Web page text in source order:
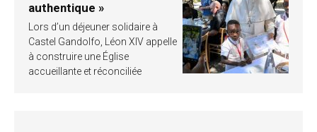
authentique »
Lors d’un déjeuner solidaire à
Castel Gandolfo, Léon XIV appelle
à construire une Église
accueillante et réconciliée